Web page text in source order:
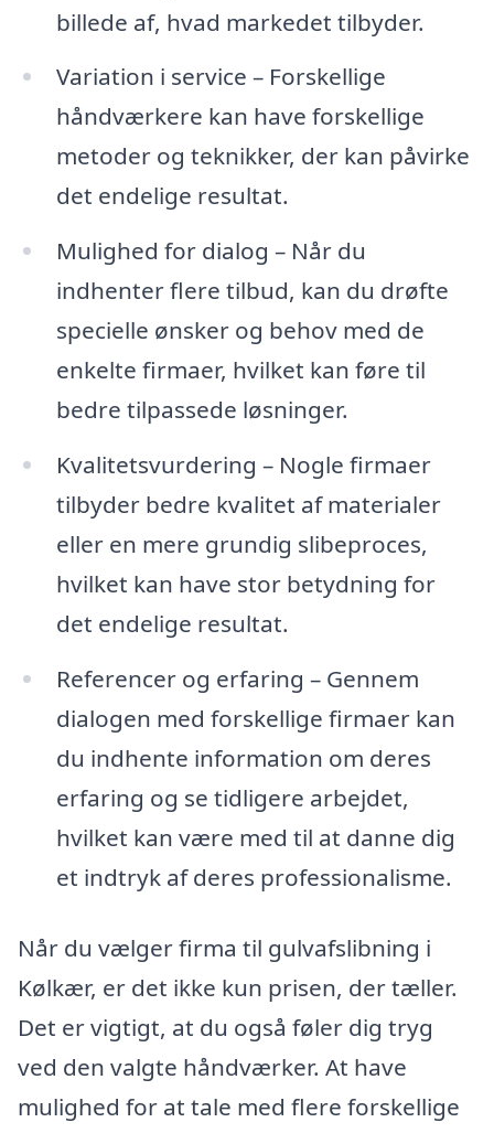
billede af, hvad markedet tilbyder.
Variation i service – Forskellige
håndværkere kan have forskellige
metoder og teknikker, der kan påvirke
det endelige resultat.
Mulighed for dialog – Når du
indhenter flere tilbud, kan du drøfte
specielle ønsker og behov med de
enkelte firmaer, hvilket kan føre til
bedre tilpassede løsninger.
Kvalitetsvurdering – Nogle firmaer
tilbyder bedre kvalitet af materialer
eller en mere grundig slibeproces,
hvilket kan have stor betydning for
det endelige resultat.
Referencer og erfaring – Gennem
dialogen med forskellige firmaer kan
du indhente information om deres
erfaring og se tidligere arbejdet,
hvilket kan være med til at danne dig
et indtryk af deres professionalisme.
Når du vælger firma til gulvafslibning i
Kølkær, er det ikke kun prisen, der tæller.
Det er vigtigt, at du også føler dig tryg
ved den valgte håndværker. At have
mulighed for at tale med flere forskellige